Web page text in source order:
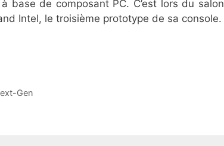
base de composant PC. C’est lors du salon
Intel, le troisième prototype de sa console.
Gen